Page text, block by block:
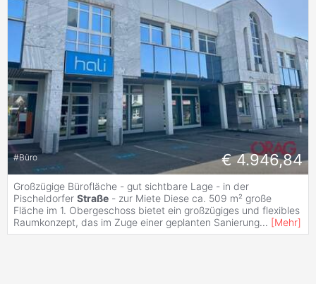
#Büro € 4.946,84
Großzügige Bürofläche - gut sichtbare Lage - in der
Pischeldorfer Straße - zur Miete Diese ca. 509 m² große
Fläche im 1. Obergeschoss bietet ein großzügiges und flexibles
Raumkonzept, das im Zuge einer geplanten Sanierung... [Mehr]